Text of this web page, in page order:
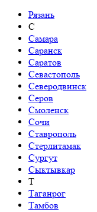
Рязань
С
Самара
Саранск
Саратов
Севастополь
Северодвинск
Серов
Смоленск
Сочи
Ставрополь
Стерлитамак
Сургут
Сыктывкар
Т
Таганрог
Тамбов